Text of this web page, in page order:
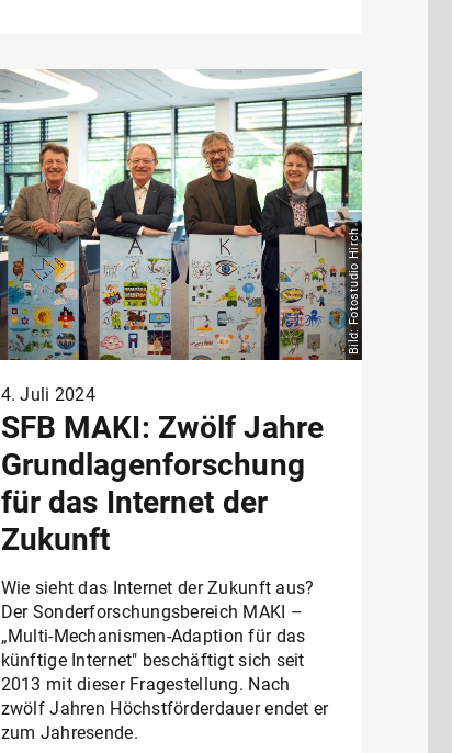
Bild: Fotostudio Hirch
4. Juli 2024
SFB MAKI: Zwölf Jahre
Grundlagenforschung
für das Internet der
Zukunft
Wie sieht das Internet der Zukunft aus?
Der Sonderforschungsbereich MAKI –
„Multi-Mechanismen-Adaption für das
künftige Internet" beschäftigt sich seit
2013 mit dieser Fragestellung. Nach
zwölf Jahren Höchstförderdauer endet er
zum Jahresende.